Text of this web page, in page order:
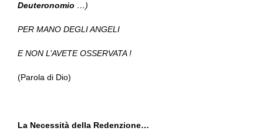
Deuteronomio …)
PER MANO DEGLI ANGELI
E NON L’AVETE OSSERVATA !
(Parola di Dio)
La Necessità della Redenzione…